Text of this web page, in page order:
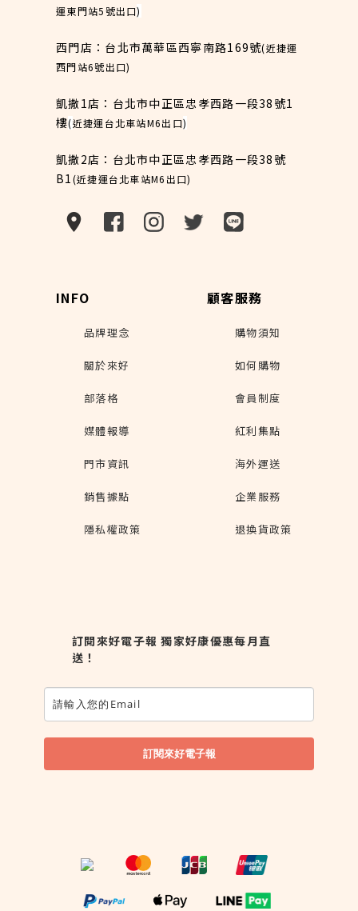
運東門站5號出口)
西門店：台北市萬華區西寧南路169號(近捷運
西門站6號出口)
凱撒1店：台北市中正區忠孝西路一段38號1
樓(近捷運台北車站M6出口)
凱撒2店：台北市中正區忠孝西路一段38號
B1(近捷運台北車站M6出口)
INFO
品牌理念
關於來好
部落格
媒體報導
門市資訊
銷售據點
隱私權政策
顧客服務
購物須知
如何購物
會員制度
紅利集點
海外運送
企業服務
退換貨政策
訂閱來好電子報 獨家好康優惠每月直
送！
訂閱來好電子報